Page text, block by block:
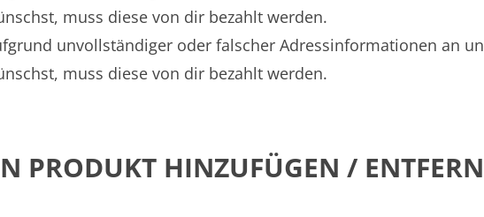
muss diese von dir bezahlt werden.
unvollständiger oder falscher Adressinformationen an
muss diese von dir bezahlt werden.
PRODUKT HINZUFÜGEN /